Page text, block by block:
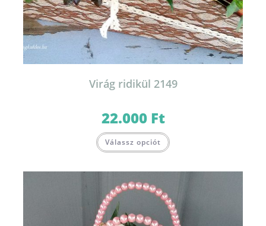
Virág ridikül 2149
22.000 Ft
Válassz opciót